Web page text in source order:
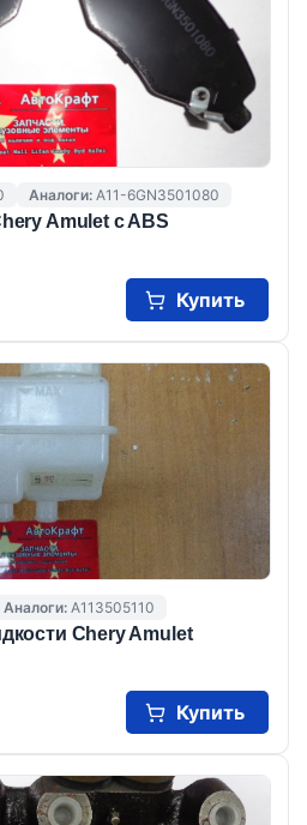
Аналоги: A11-6GN3501080
Amulet c ABS
Купить
Аналоги: A113505110
Chery Amulet
Купить